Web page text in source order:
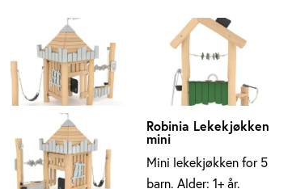
Robinia Lekekjøkken
mini
Mini lekekjøkken for 5
barn. Alder: 1+ år.